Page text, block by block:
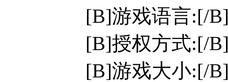
[B]游戏语言:[/
[B]授权方式:[/
[B]游戏大小:[/